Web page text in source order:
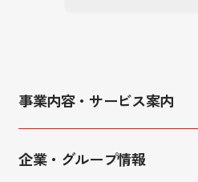
事業内容・サービス案内
施設警備
企業・グループ情報